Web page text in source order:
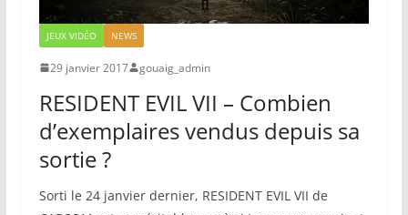
JEUX VIDÉO NEWS
29 janvier 2017 gouaig_admin
RESIDENT EVIL VII – Combien
d’exemplaires vendus depuis sa
sortie ?
Sorti le 24 janvier dernier, RESIDENT EVIL VII de